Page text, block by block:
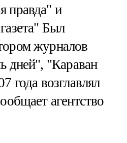
правда" и
Был
журналов
дней", "Караван
года возглавлял
агентство